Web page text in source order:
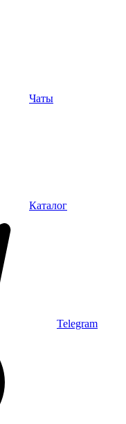
Чаты
Каталог
Telegram